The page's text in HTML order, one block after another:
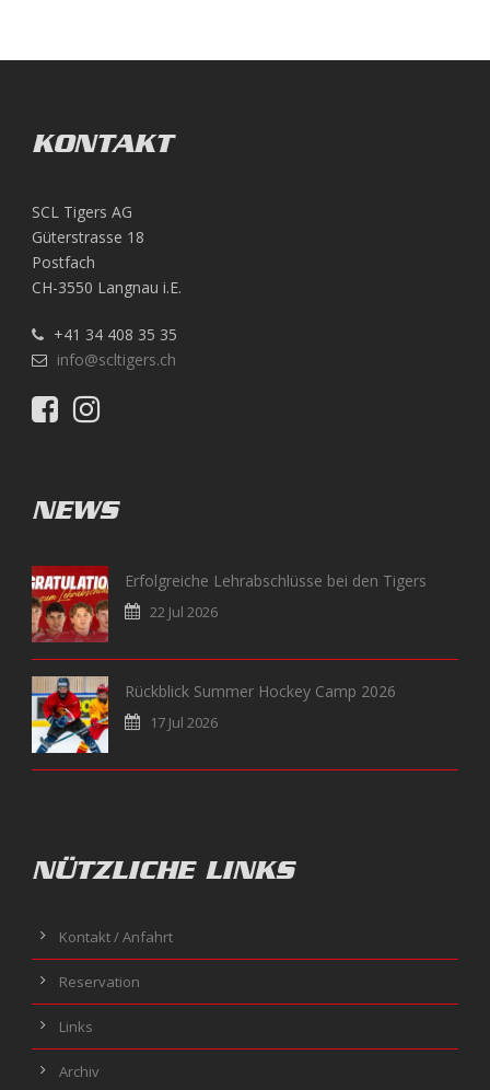
KONTAKT
SCL Tigers AG
Güterstrasse 18
Postfach
CH-3550 Langnau i.E.
+41 34 408 35 35
info@scltigers.ch
NEWS
Erfolgreiche Lehrabschlüsse bei den Tigers
22 Jul 2026
Rückblick Summer Hockey Camp 2026
17 Jul 2026
NÜTZLICHE LINKS
Kontakt / Anfahrt
Reservation
Links
Archiv